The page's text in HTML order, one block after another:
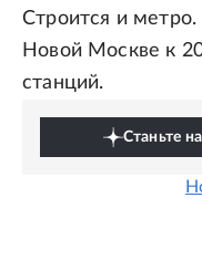
Строится и
Новой Москве к
станций.
Станьте